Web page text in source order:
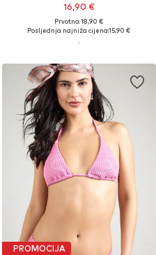
16,90 €
Prvotno: 18,90 €
Posljednja najniža cijena:15,90 €
PROMOCIJA